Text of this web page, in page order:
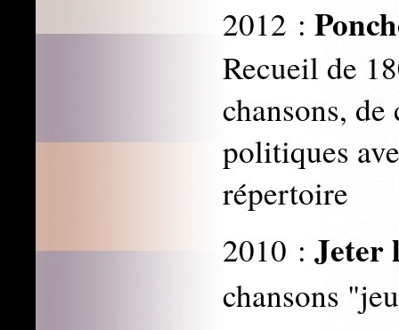
2012 :
Recueil de
chansons,
politiques
répertoire
2010 : Jeter
chansons